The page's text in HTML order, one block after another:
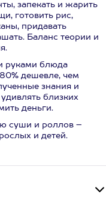
запекать и жарить
готовить рис,
придавать
Баланс теории и
руками блюда
дешевле, чем
знания и
близких
деньги.
суши и роллов –
и детей.